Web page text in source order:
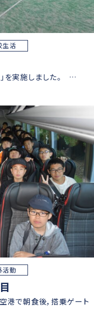
生活
を実施しました。 …
活動
港で朝食後，搭乗ゲート